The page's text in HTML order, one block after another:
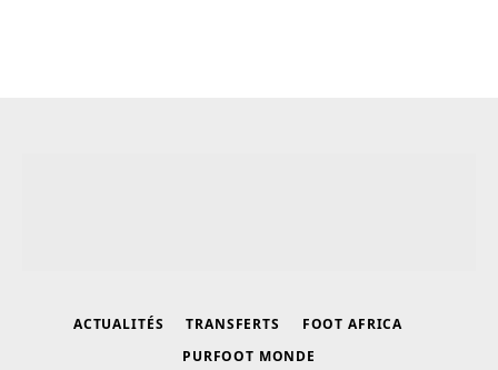
ACTUALITÉS TRANSFERTS
FOOT AFRICA
PURFOOT MONDE